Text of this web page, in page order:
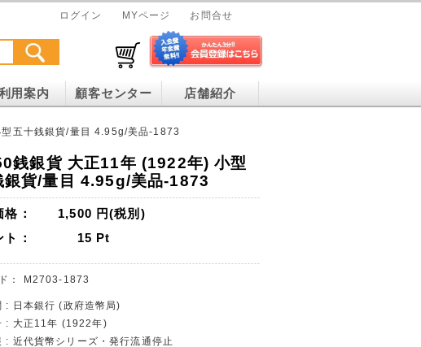
ログイン MYページ お問合せ
用案内 顧客センター 店舗紹介
五十銭銀貨/量目 4.95g/美品-1873
銭銀貨 大正11年 (1922年) 小型
銀貨/量目 4.95g/美品-1873
： 1,500 円(税別)
：
15 Pt
： M2703-1873
: 日本銀行 (政府造幣局)
: 大正11年 (1922年)
: 近代貨幣シリーズ・発行流通停止